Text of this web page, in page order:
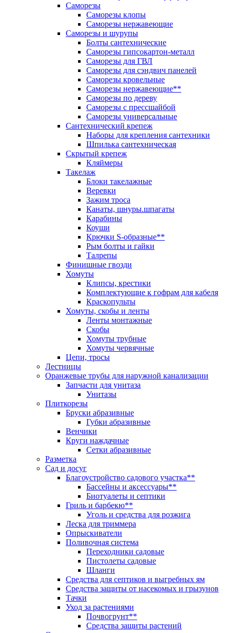
Саморезы
Саморезы клопы
Саморезы нержавеющие
Саморезы и шурупы
Болты сантехнические
Саморезы гипсокартон-металл
Саморезы для ГВЛ
Саморезы для сэндвич панелей
Саморезы кровельные
Саморезы нержавеющие**
Саморезы по дереву
Саморезы с прессшайбой
Саморезы универсальные
Сантехнический крепеж
Наборы для крепления сантехники
Шпилька сантехническая
Скрытый крепеж
Кляймеры
Такелаж
Блоки такелажные
Веревки
Зажим троса
Канаты, шнуры.шпагаты
Карабины
Коуши
Крючки S-образные**
Рым болты и гайки
Талрепы
Финишные гвозди
Хомуты
Клипсы, крестики
Комплектующие к гофрам для кабеля
Краскопульты
Хомуты, скобы и ленты
Ленты монтажные
Скобы
Хомуты трубные
Хомуты червячные
Цепи, тросы
Лестницы
Оранжевые трубы для наружной канализации
Запчасти для унитаза
Унитазы
Плиткорезы
Бруски абразивные
Губки абразивные
Венчики
Круги наждачные
Сетки абразивные
Разметка
Сад и досуг
Благоустройство садового участка**
Бассейны и аксессуары**
Биотуалеты и септики
Гриль и барбекю**
Уголь и средства для розжига
Леска для триммера
Опрыскиватели
Поливочная система
Переходники садовые
Пистолеты садовые
Шланги
Средства для септиков и выгребных ям
Средства защиты от насекомых и грызунов
Тачки
Уход за растениями
Почвогрунт**
Средства защиты растений